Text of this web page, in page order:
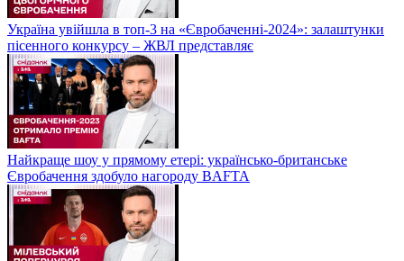
Україна увійшла в топ-3 на «Євробаченні-2024»: залаштунки
пісенного конкурсу – ЖВЛ представляє
Найкраще шоу у прямому етері: українсько-британське
Євробачення здобуло нагороду BAFTA